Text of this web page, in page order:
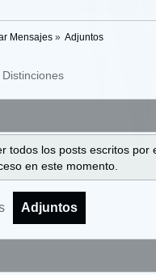
Mensajes» Adjuntos
Distinciones
todos los posts escritos
en este momento.
Adjuntos